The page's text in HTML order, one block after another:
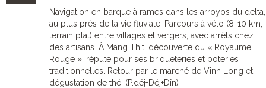
Navigation en barque à rames dans les arroyos du delta,
au plus près de la vie fluviale. Parcours à vélo (8-10 km,
terrain plat) entre villages et vergers, avec arrêts chez
des artisans. À Mang Thit, découverte du « Royaume
Rouge », réputé pour ses briqueteries et poteries
traditionnelles. Retour par le marché de Vinh Long et
dégustation de thé. (P.déj+Déj+Dîn)